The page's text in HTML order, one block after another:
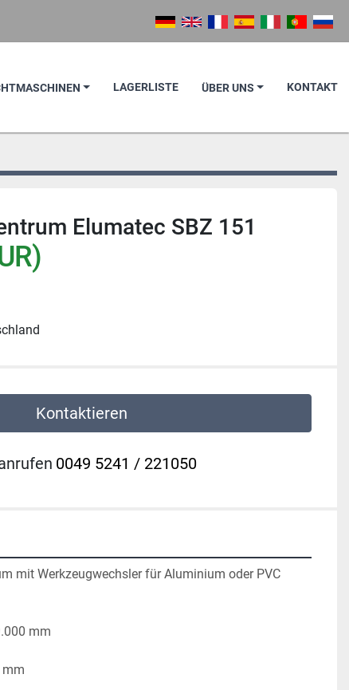
LAGERLISTE ÜBER UNS KONTAKT
Elumatec SBZ 151
Kontaktieren
0049 5241 / 221050
mit Werkzeugwechsler für Aluminium oder PVC
mm
mm